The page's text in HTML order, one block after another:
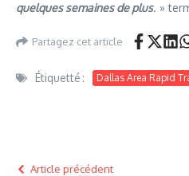
quelques semaines de plus. »
Partagez cet article
Étiquetté : Dallas Area Rapid
Article précédent